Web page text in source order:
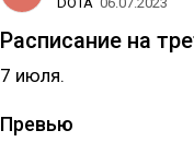
Расписание на
7 июля.
Превью